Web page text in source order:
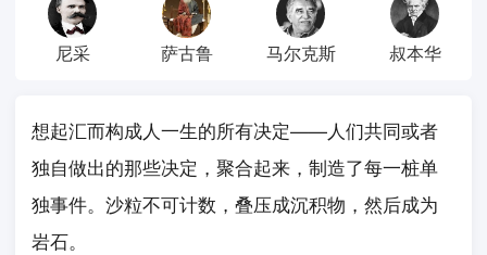
尼采 萨古鲁 马尔克斯 叔本华
想起汇而构成人一生的所有决定——人们共同或者
独自做出的那些决定，聚合起来，制造了每一桩单
独事件。沙粒不可计数，叠压成沉积物，然后成为
岩石。